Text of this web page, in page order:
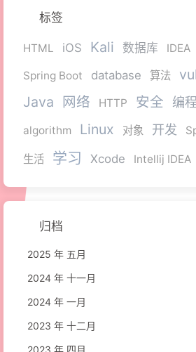
标签
HTML iOS Kali 数据库 IDEA
Spring Boot database 算法
Java 网络 HTTP 安全 编程
algorithm Linux 对象 开发
生活 学习 Xcode Intellij IDEA
归档
2025 年 五月
2024 年 十一月
2024 年 一月
2023 年 十二月